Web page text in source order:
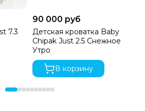
7.3
90 000 руб
Детская кроватка Baby
Chipak Just 2.5 Снежное
Утро
В корзину